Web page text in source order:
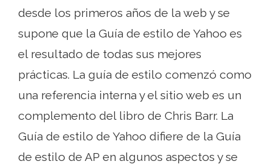
desde los primeros años de la web y se
supone que la Guía de estilo de Yahoo es
el resultado de todas sus mejores
prácticas. La guía de estilo comenzó como
una referencia interna y el sitio web es un
complemento del libro de Chris Barr. La
Guía de estilo de Yahoo difiere de la Guía
de estilo de AP en algunos aspectos y se